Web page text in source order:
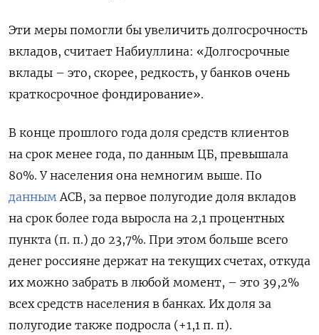
Эти меры помогли бы увеличить долгосрочность
вкладов, считает Набиуллина: «Долгосрочные
вклады – это, скорее, редкость, у банков очень
краткосрочное фондирование».
В конце прошлого года доля средств клиентов
на срок менее года, по данным ЦБ, превышала
80%. У населения она немногим выше. По
даннымАСВ, за первое полугодие доля вкладов
на срок более года выросла на 2,1 процентных
пункта (п. п.) до 23,7%. При этом больше всего
денег россияне держат на текущих счетах, откуда
их можно забрать в любой момент, – это 39,2%
всех средств населения в банках. Их доля за
полугодие также подросла (+1,1 п. п).